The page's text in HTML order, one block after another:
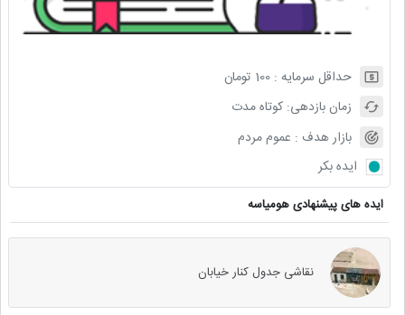
حداقل سرمایه :100 تومان
زمان بازدهی:کوتاه مدت
بازار هدف : عموم مردم
ایده بکر
ایده های پیشنهادی هومیاسه
نقاشی جدول کنار خیابان